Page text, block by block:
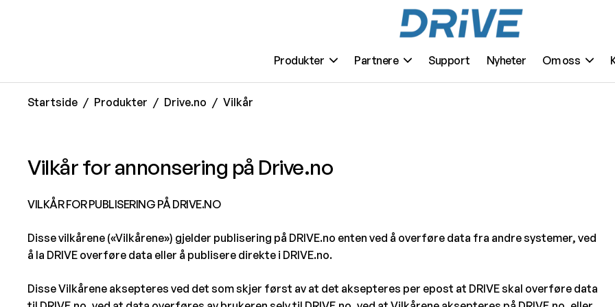
Produkter Partnere Support Nyheter Om oss
Startside Produkter Drive.no Vilkår
Vilkår for annonsering på Drive.no
VILKÅR FOR PUBLISERING PÅ DRIVE.NO
Disse vilkårene («Vilkårene») gjelder publisering på DRIVE.no enten ved å overføre data fra andre systemer, ved
å la DRIVE overføre data eller å publisere direkte i DRIVE.no.
Disse Vilkårene aksepteres ved det som skjer først av at det aksepteres per epost at DRIVE skal overføre data